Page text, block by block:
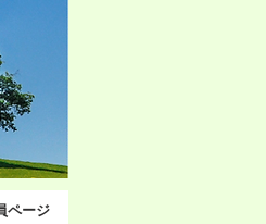
ページ